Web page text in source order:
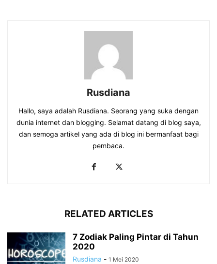
Rusdiana
Hallo, saya adalah Rusdiana. Seorang yang suka dengan
dunia internet dan blogging. Selamat datang di blog saya,
dan semoga artikel yang ada di blog ini bermanfaat bagi
pembaca.
RELATED ARTICLES
7 Zodiak Paling Pintar di Tahun
2020
Rusdiana - 1 Mei 2020